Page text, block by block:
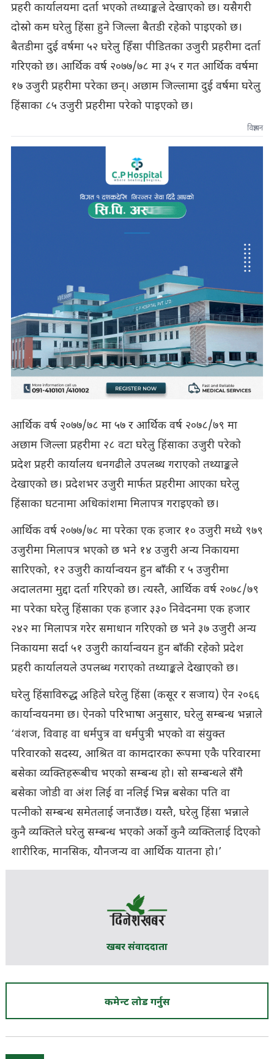
प्रहरी कार्यालयमा दर्ता भएको तथ्याङ्कले देखाएको छ। यसैगरी
दोस्रो कम घरेलु हिंसा हुने जिल्ला बैतडी रहेको पाइएको छ।
बैतडीमा दुई वर्षमा ५२ घरेलु हिँसा पीडितका उजुरी प्रहरीमा दर्ता
गरिएको छ। आर्थिक वर्ष २०७७/७८ मा ३५ र गत आर्थिक वर्षमा
१७ उजुरी प्रहरीमा परेका छन्। अछाम जिल्लामा दुई वर्षमा घरेलु
हिंसाका ८५ उजुरी प्रहरीमा परेको पाइएको छ।
विज्ञापन
आर्थिक वर्ष २०७७/७८ मा ५७ र आर्थिक वर्ष २०७८/७९ मा
अछाम जिल्ला प्रहरीमा २८ वटा घरेलु हिंसाका उजुरी परेको
प्रदेश प्रहरी कार्यालय धनगढीले उपलब्ध गराएको तथ्याङ्कले
देखाएको छ। प्रदेशभर उजुरी मार्फत प्रहरीमा आएका घरेलु
हिंसाका घटनामा अधिकांशमा मिलापत्र गराइएको छ।
आर्थिक वर्ष २०७७/७८ मा परेका एक हजार १० उजुरी मध्ये ९७९
उजुरीमा मिलापत्र भएको छ भने १४ उजुरी अन्य निकायमा
सारिएको, १२ उजुरी कार्यान्वयन हुन बाँकी र ५ उजुरीमा
अदालतमा मुद्दा दर्ता गरिएको छ। त्यस्तै, आर्थिक वर्ष २०७८/७९
मा परेका घरेलु हिंसाका एक हजार ३३० निवेदनमा एक हजार
२४२ मा मिलापत्र गरेर समाधान गरिएको छ भने ३७ उजुरी अन्य
निकायमा सर्दा ५१ उजुरी कार्यान्वयन हुन बाँकी रहेको प्रदेश
प्रहरी कार्यालयले उपलब्ध गराएको तथ्याङ्कले देखाएको छ।
घरेलु हिंसाविरुद्ध अहिले घरेलु हिंसा (कसूर र सजाय) ऐन २०६६
कार्यान्वयनमा छ। ऐनको परिभाषा अनुसार, घरेलु सम्बन्ध भन्नाले
‘वंशज, विवाह वा धर्मपुत्र वा धर्मपुत्री भएको वा संयुक्त
परिवारको सदस्य, आश्रित वा कामदारका रूपमा एकै परिवारमा
बसेका व्यक्तिहरूबीच भएको सम्बन्ध हो। सो सम्बन्धले सँगै
बसेका जोडी वा अंश लिई वा नलिई भिन्न बसेका पति वा
पत्नीको सम्बन्ध समेतलाई जनाउँछ। यस्तै, घरेलु हिंसा भन्नाले
कुनै व्यक्तिले घरेलु सम्बन्ध भएको अर्को कुनै व्यक्तिलाई दिएको
शारीरिक, मानसिक, यौनजन्य वा आर्थिक यातना हो।’
खबर संवाददाता
कमेन्ट लोड गर्नुस